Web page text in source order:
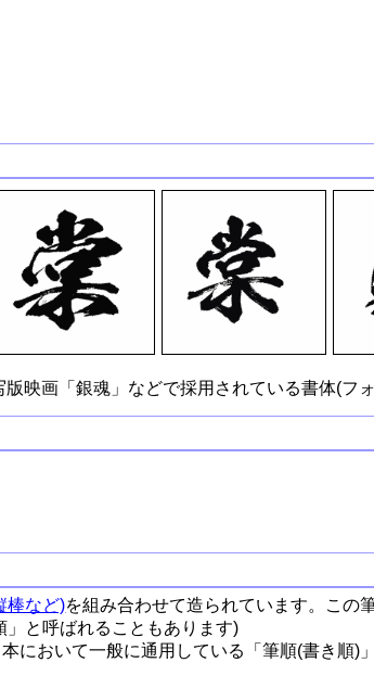
映画「銀魂」などで採用されている書体(フ
棒など)を組み合わせて造られています。この
と呼ばれることもあります)
において一般に通用している「筆順(書き順)